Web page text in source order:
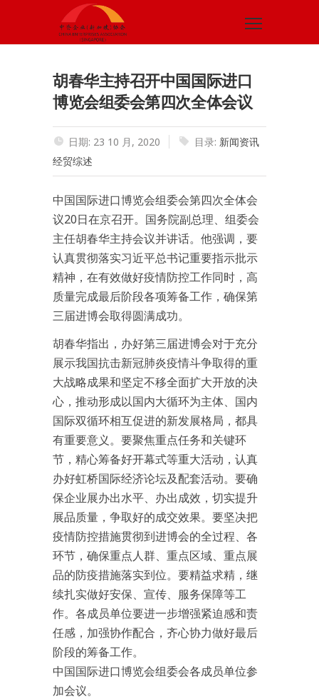
胡春华主持召开中国国际进口
博览会组委会第四次全体会议
日期: 23 10 月, 2020 目录: 新闻资讯
经贸综述
中国国际进口博览会组委会第四次全体会
议20日在京召开。国务院副总理、组委会
主任胡春华主持会议并讲话。他强调，要
认真贯彻落实习近平总书记重要指示批示
精神，在有效做好疫情防控工作同时，高
质量完成最后阶段各项筹备工作，确保第
三届进博会取得圆满成功。
胡春华指出，办好第三届进博会对于充分
展示我国抗击新冠肺炎疫情斗争取得的重
大战略成果和坚定不移全面扩大开放的决
心，推动形成以国内大循环为主体、国内
国际双循环相互促进的新发展格局，都具
有重要意义。要聚焦重点任务和关键环
节，精心筹备好开幕式等重大活动，认真
办好虹桥国际经济论坛及配套活动。要确
保企业展办出水平、办出成效，切实提升
展品质量，争取好的成交效果。要坚决把
疫情防控措施贯彻到进博会的全过程、各
环节，确保重点人群、重点区域、重点展
品的防疫措施落实到位。要精益求精，继
续扎实做好安保、宣传、服务保障等工
作。各成员单位要进一步增强紧迫感和责
任感，加强协作配合，齐心协力做好最后
阶段的筹备工作。
中国国际进口博览会组委会各成员单位参
加会议。